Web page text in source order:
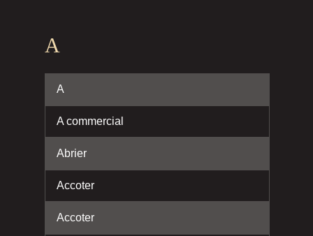
A
A
A commercial
Abrier
Accoter
Accoter